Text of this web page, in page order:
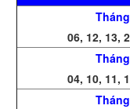
06, 12, 13,
04, 10, 11,